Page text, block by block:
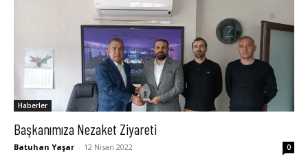
Haberler
Başkanımıza Nezaket Ziyareti
Batuhan Yaşar - 12 Nisan 2022 0